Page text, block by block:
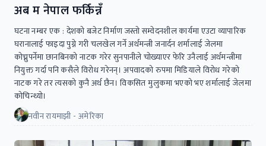
अब म नेपाल फर्किन्नँ
घटना नम्बर एक : देशको बजेट निर्माण जस्तो सम्वेदनशील कार्यमा एउटा व्यापारिक
घरानालाई फाइदा पुग्ने गरी चलखेल गर्ने अर्थमन्त्री जनार्दन शर्मालाई जेलमा
कोच्नुपर्नेमा छानबिनको नाटक गरेर सुनपानीले चोख्याएर फेरि उनैलाई अर्थमन्त्रीमा
नियुक्त गर्दा पनि कसैले विरोध गरेनन्। अपवादको रुपमा मिडियाले विरोध गरेको
नाटक गरे तर त्यसको कुनै अर्थ छैन। विकसित मुलुकमा भएको भए शर्मालाई जेलमा
कोचिन्थ्यो।
नवीन रायमाझी - अमेरिका